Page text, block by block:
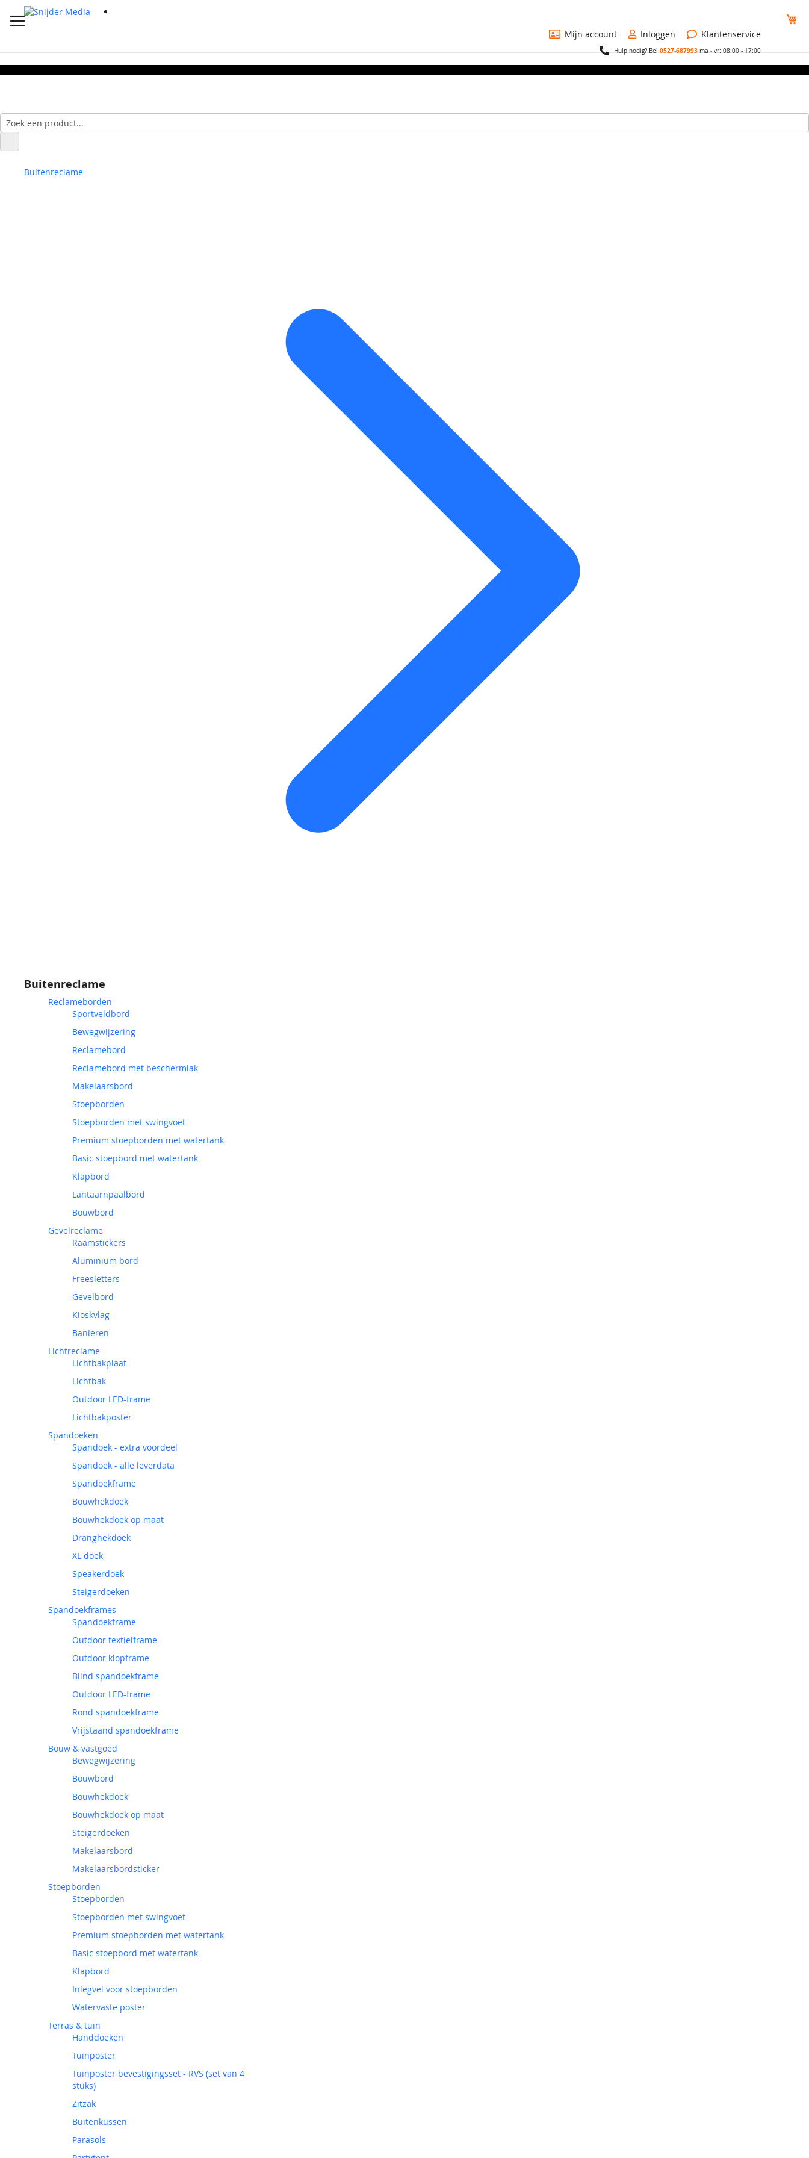
Mijn account
Inloggen Klantenservice
Hulp nodig? Bel0527-687993ma - vr: 08:00 - 17:00
Buitenreclame
Buitenreclame
Reclameborden
Sportveldbord
Bewegwijzering
Reclamebord
Reclamebord met beschermlak
Makelaarsbord
Stoepborden
Stoepborden met swingvoet
Premium stoepborden met watertank
Basic stoepbord met watertank
Klapbord
Lantaarnpaalbord
Bouwbord
Gevelreclame
Raamstickers
Aluminium bord
Freesletters
Gevelbord
Kioskvlag
Banieren
Lichtreclame
Lichtbakplaat
Lichtbak
Outdoor LED-frame
Lichtbakposter
Spandoeken
Spandoek - extra voordeel
Spandoek - alle leverdata
Spandoekframe
Bouwhekdoek
Bouwhekdoek op maat
Dranghekdoek
XL doek
Speakerdoek
Steigerdoeken
Spandoekframes
Spandoekframe
Outdoor textielframe
Outdoor klopframe
Blind spandoekframe
Outdoor LED-frame
Rond spandoekframe
Vrijstaand spandoekframe
Bouw & vastgoed
Bewegwijzering
Bouwbord
Bouwhekdoek
Bouwhekdoek op maat
Steigerdoeken
Makelaarsbord
Makelaarsbordsticker
Stoepborden
Stoepborden
Stoepborden met swingvoet
Premium stoepborden met watertank
Basic stoepbord met watertank
Klapbord
Inlegvel voor stoepborden
Watervaste poster
Terras & tuin
Handdoeken
Tuinposter
Tuinposter bevestigingsset - RVS (set van 4
stuks)
Zitzak
Buitenkussen
Parasols